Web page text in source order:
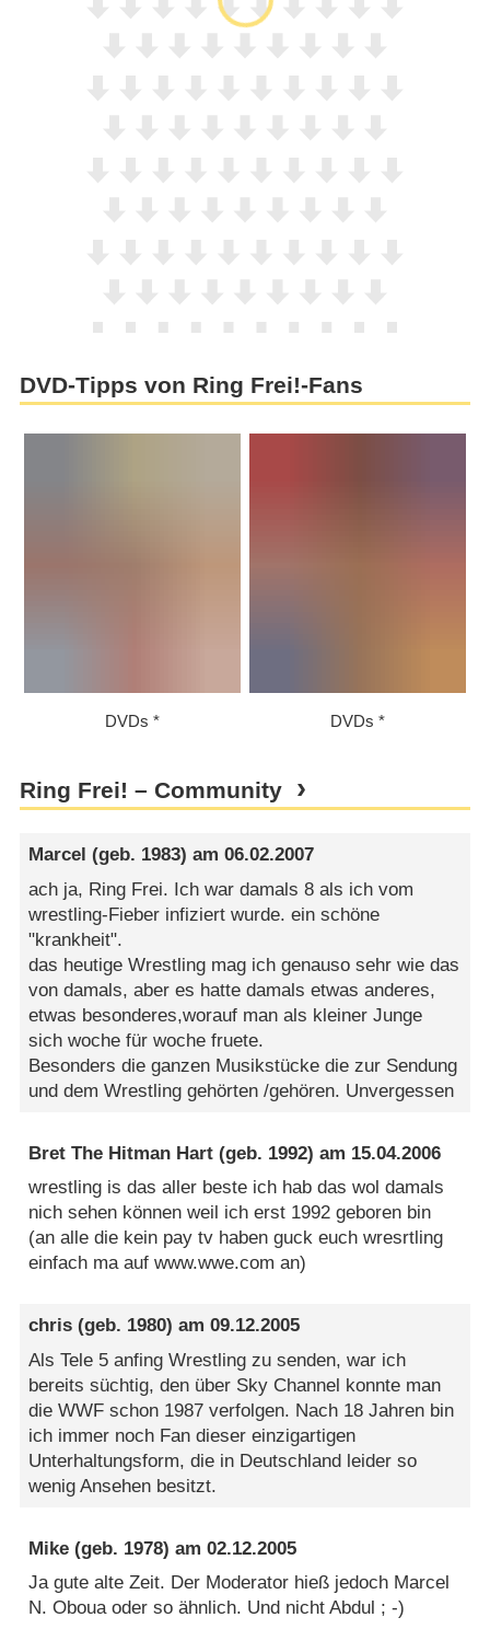
DVD-Tipps von Ring Frei!-Fans
DVDs DVDs
Ring Frei! – Community
Marcel (geb. 1983) am06.02.2007
ach ja, Ring Frei. Ich war damals 8 als ich vom
wrestling-Fieber infiziert wurde. ein schöne
"krankheit".
das heutige Wrestling mag ich genauso sehr wie das
von damals, aber es hatte damals etwas anderes,
etwas besonderes,worauf man als kleiner Junge
sich woche für woche fruete.
Besonders die ganzen Musikstücke die zur Sendung
und dem Wrestling gehörten /gehören. Unvergessen
Bret The Hitman Hart (geb. 1992) am 15.04.2006
wrestling is das aller beste ich hab das wol damals
nich sehen können weil ich erst 1992 geboren bin
(an alle die kein pay tv haben guck euch wresrtling
einfach ma auf www.wwe.com an)
chris (geb. 1980) am09.12.2005
Als Tele 5 anfing Wrestling zu senden, war ich
bereits süchtig, den über Sky Channel konnte man
die WWF schon 1987 verfolgen. Nach 18 Jahren bin
ich immer noch Fan dieser einzigartigen
Unterhaltungsform, die in Deutschland leider so
wenig Ansehen besitzt.
Mike (geb. 1978) am02.12.2005
Ja gute alte Zeit. Der Moderator hieß jedoch Marcel
N. Oboua oder so ähnlich. Und nicht Abdul ; -)